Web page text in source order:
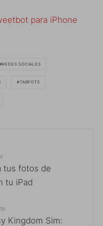
para iPhone
REDES SOCIALES
TABPOTS
tus fotos de
tu iPad
Kingdom Sim: